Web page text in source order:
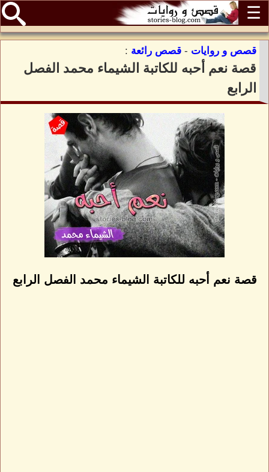
☰
قصص و روايات - قصص رائعة :
قصة نعم أحبه للكاتبة الشيماء محمد الفصل
الرابع
قصة نعم أحبه للكاتبة الشيماء محمد الفصل الرابع